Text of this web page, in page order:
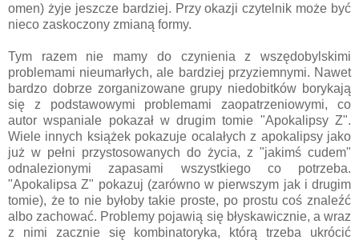
omen) żyje jeszcze bardziej. Przy okazji czytelnik może być
nieco zaskoczony zmianą formy.
Tym razem nie mamy do czynienia z wszędobylskimi
problemami nieumarłych, ale bardziej przyziemnymi. Nawet
bardzo dobrze zorganizowane grupy niedobitków borykają
się z podstawowymi problemami zaopatrzeniowymi, co
autor wspaniale pokazał w drugim tomie "Apokalipsy Z".
Wiele innych książek pokazuje ocalałych z apokalipsy jako
już w pełni przystosowanych do życia, z "jakimś cudem"
odnalezionymi zapasami wszystkiego co potrzeba.
"Apokalipsa Z" pokazuj (zarówno w pierwszym jak i drugim
tomie), że to nie byłoby takie proste, po prostu coś znaleźć
albo zachować. Problemy pojawią się błyskawicznie, a wraz
z nimi zacznie się kombinatoryka, którą trzeba ukrócić